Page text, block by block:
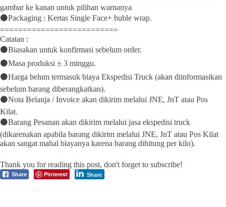
gambar ke kanan untuk pilihan warnanya
⚫Packaging : Kertas Single Face+ buble wrap.
==========================
Catatan :
⚫Biasakan untuk konfirmasi sebelum order.
⚫Masa produksi ± 3 minggu.
⚫Harga belum termasuk biaya Ekspedisi Truck (akan diinformasikan
sebelum barang diberangkatkan).
⚫Nota Belanja / Invoice akan dikirim melalui JNE, JnT atau Pos
Kilat.
⚫Barang Pesanan akan dikirim melalui jasa ekspedisi truck
(dikarenakan apabila barang dikirim melalui JNE, JnT atau Pos Kilat
akan sangat mahal biayanya karena barang dihitung per kilo).
Thank you for reading this post, don't forget to subscribe!
Share Pinterest Share